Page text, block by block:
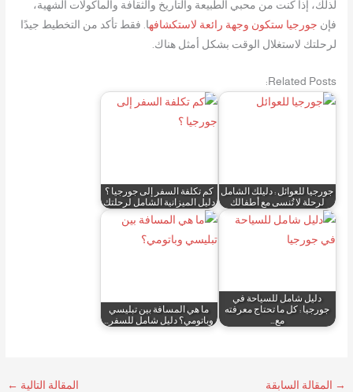
لذلك، إذا كنت من محبي الطبيعة والتاريخ والثقافة والمأكولات الشهية،
فإن جورجيا ستكون وجهة رائعة لاستكشافها. فقط تأكد من التخطيط جيدًا
لرحلتك لاستغلال الوقت بشكل أمثل هناك.
Related Posts:
جورجيا للعوائل : دليلك الشامل
لرحلة لا تُنسى مع أطفالك
كم تكلفة السفر إلى جورجيا ؟
دليل الميزانية الشامل لرحلتك
دليل شامل للسياحة في
جورجيا : كل ما تحتاج معرفته
مع…
ما هي المسافة بين تبليسي
وباتومي؟ دليل شامل للسفر…
→ المقالة السابقة المقالة التالية ←